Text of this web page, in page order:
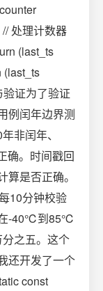
处理计数器
(last_ts
(last_ts
证为了验证
例闰年边界测
非闰年、
确。时间戳回
是否正确。
10分钟校验
在-40℃到85℃
之五。这个
还开发了一个
const